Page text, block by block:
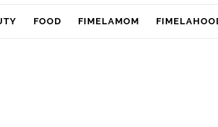
FOOD FIMELAMOM